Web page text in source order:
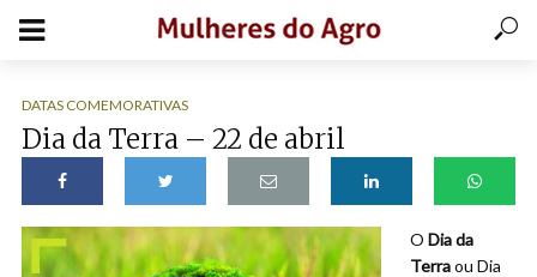
DATAS COMEMORATIVAS
Dia da Terra – 22 de abril
O Dia da
Terraou Dia